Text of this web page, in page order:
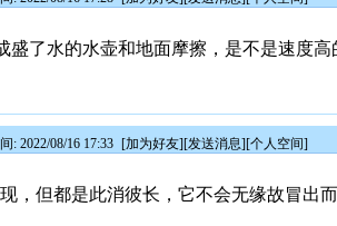
盛了水的水壶和地面摩擦，是不是速度
: 2022/08/16 17:33 [加为好友][发送消息][个人空间]
，但都是此消彼长，它不会无缘故冒出